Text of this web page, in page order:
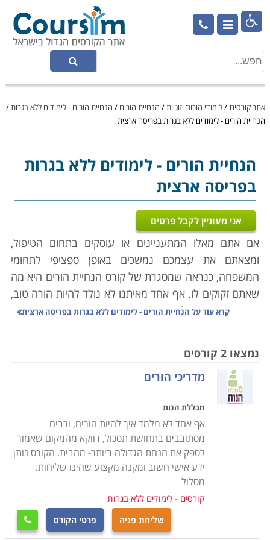

אתר קורסים /לימודי הורות וזוגיות/ הנחיית הורים / הנחיית הורים - לימודים ללא בגרות/
הנחיית הורים - לימודים ללא בגרות בפריסה ארצית
הנחיית הורים - לימודים ללא בגרות
בפריסה ארצית
אני מעוניין לקבל פרטים
אם אתם מאלו המתעניינים או עוסקים בתחום הטיפול,
ומצאתם את עצמכם נמשכים באופן ספציפי לתחומי
המשפחה, כנראה שמסגרת של קורס הנחיית הורים היא מה
שאתם זקוקים לו. אף אחד מאיתנו לא נולד להיות הורה טוב,
כזה שמבין את הילדים שלו בצורה הטובה ביותר וכזה היודע
קורס בתחום בא לתת מענה בדיוק על צורך זה. במסגרת
הקורס, ירכשו הלומדים סל כלים נרחב להנחיית סדנאות
העוסקות ביחסים משפחתיים, תהליכים ומצבים רגשיים
בהם, צרכים התפתחותיים ורגשיים הן של ההורים והן של
ילדיהם, ובאופן כללי, על חשיבות יצירת קשר בריא ועמוק בין
הורים לילדים ובין הילד לסביבתו.
לא משנה איזה תחום מקצועי נבחר, כל שעלינו לעשות כדי
לרכוש את המיומנות המקצוע, היא ללכת ללמוד אותו ואחרי
מספר שנים, יש לנו דיפלומה. הורות, לעומת זאת, איננו
מקצוע אותו מלמדים באוניברסיטה או מכללה. קורס הנחייה
קרא עוד על הנחיית הורים - לימודים ללא בגרות בפריסה ארצית
נמצאו 2 קורסים
מדריכי הורים
מכללת הנות
אף אחד לא מלמד איך להיות הורים, ורבים
מסתובבים בתחושת תסכול, דווקא מהמקום שאמור
לספק את הנחת הגדולה ביותר- מהבית. הקורס נותן
ידע אישי חשוב ומקנה מקצוע שהינו שליחות.
מסלול
קורסים - לימודים ללא בגרות
שליחת פניה פרטי הקורס 